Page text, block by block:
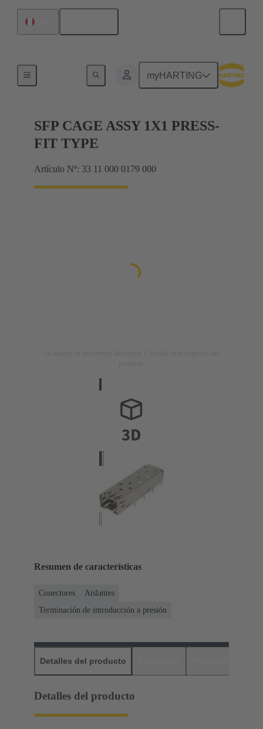
myHARTING
SFP CAGE ASSY 1X1 PRESS-
FIT TYPE
Artículo Nº: 33 11 000 0179 000
Resumen de características
Conectores
Aislantes
Terminación de introducción a presión
Detalles del producto
Detalles del producto